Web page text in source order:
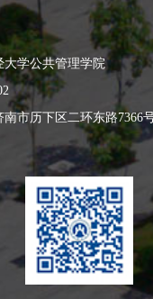
大学公共管理学院
市历下区二环东路7366